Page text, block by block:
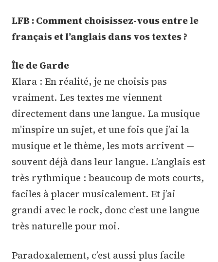
LFB : Comment choisissez-vous entre le
français et l’anglais dans vos textes ?
Île de Garde
Klara : En réalité, je ne choisis pas
vraiment. Les textes me viennent
directement dans une langue. La musique
m’inspire un sujet, et une fois que j’ai la
musique et le thème, les mots arrivent —
souvent déjà dans leur langue. L’anglais est
très rythmique : beaucoup de mots courts,
faciles à placer musicalement. Et j’ai
grandi avec le rock, donc c’est une langue
très naturelle pour moi.
Paradoxalement, c’est aussi plus facile